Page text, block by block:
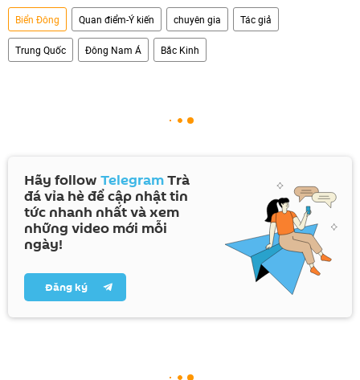
Biển Đông Quan điểm-Ý kiến chuyên gia Tác giả
Trung Quốc Đông Nam Á Bắc Kinh
Hãy follow TelegramTrà
đá vỉa hè để cập nhật tin
tức nhanh nhất và xem
những video mới mỗi
ngày!
Đăng ký